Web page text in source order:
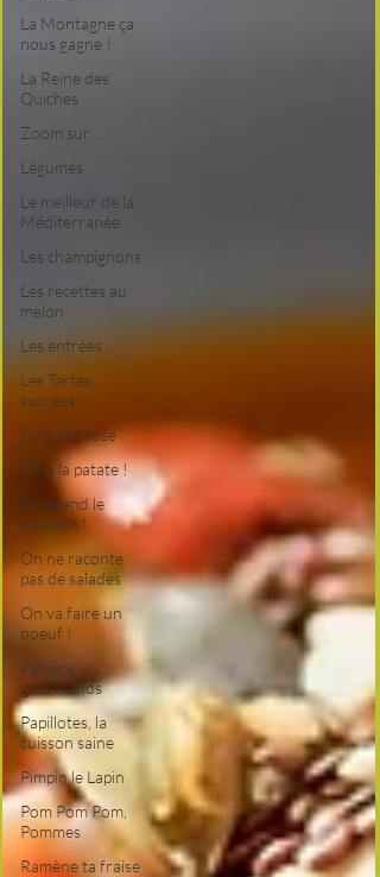
La Montagne ça
nous gagne !
La Reine des
Quiches
Zoom sur ...
Légumes
Le meilleur de la
Méditerranée
Les champignons
Les recettes au
melon
Les entrées
Les Tartes
sucrées
Octobre rose
On a la patate !
On prend le
bouillon !
On ne raconte
pas de salades
On va faire un
boeuf !
Paniers
gourmands
Papillotes, la
cuisson saine
Pimpin le Lapin
Pom Pom Pom,
Pommes
Ramène ta fraise